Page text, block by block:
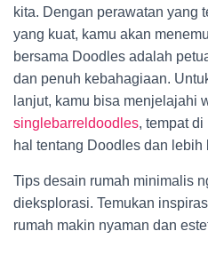
kita. Dengan perawatan yang
yang kuat, kamu akan
bersama Doodles adalah
dan penuh kebahagiaan.
lanjut, kamu bisa menjelajahi
singlebarreldoodles, tempat
hal tentang Doodles dan lebih
Tips desain rumah minimalis
dieksplorasi. Temukan
rumah makin nyaman dan